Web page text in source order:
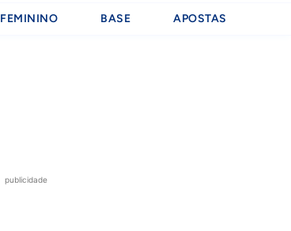
FEMININO BASE APOSTAS
publicidade